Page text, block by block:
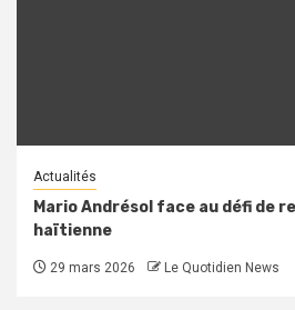
Actualités
Mario Andrésol face au défi de
haïtienne
29 mars 2026 Le Quotidien News